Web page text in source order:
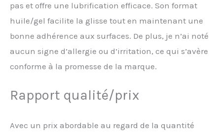
pas et offre une lubrification efficace. Son format
huile/gel facilite la glisse tout en maintenant une
bonne adhérence aux surfaces. De plus, je n’ai noté
aucun signe d’allergie ou d’irritation, ce qui s’avère
conforme à la promesse de la marque.
Rapport qualité/prix
Avec un prix abordable au regard de la quantité